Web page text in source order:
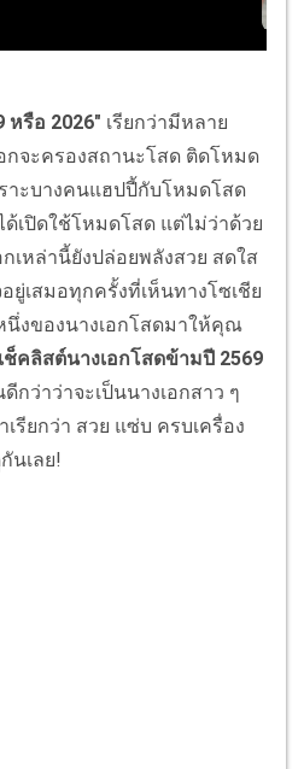
หรือ 2026" เรียกว่ามีหลาย
กจะครองสถานะโสด ติดโหมด
าะบางคนแฮปปี้กับโหมดโสด
เปิดใช้โหมดโสด แต่ไม่ว่าด้วย
เหล่านี้ยังปล่อยพลังสวย สดใส
เสมอทุกครั้งที่เห็นทางโซเชีย
นึ่งของนางเอกโสดมาให้คุณ
เช็คลิสต์นางเอกโสดข้ามปี 2569
กว่าว่าจะเป็นนางเอกสาว ๆ
เรียกว่า สวย แซ่บ ครบเครื่อง
นเลย!